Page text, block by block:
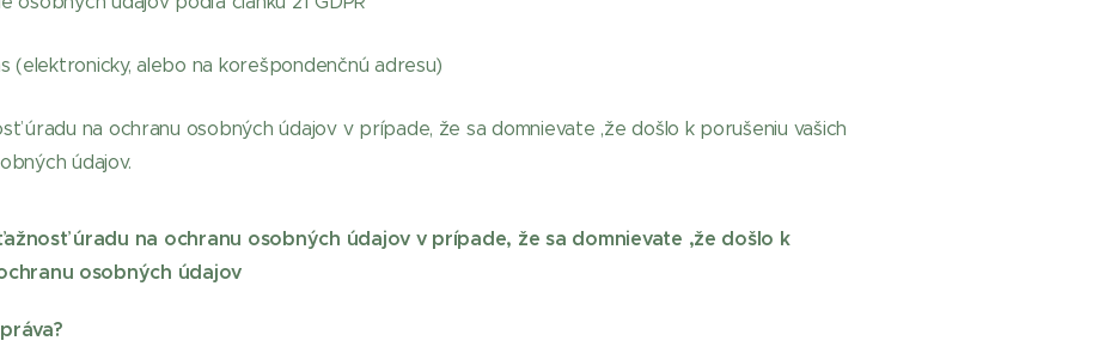
(elektronicky, alebo na korešpondenčnú adresu)
úradu na ochranu osobných údajov v prípade, že sa domnievate ,že došlo k porušeniu vašich
údajov.
úradu na ochranu osobných údajov v prípade, že sa domnievate ,že došlo k
osobných údajov